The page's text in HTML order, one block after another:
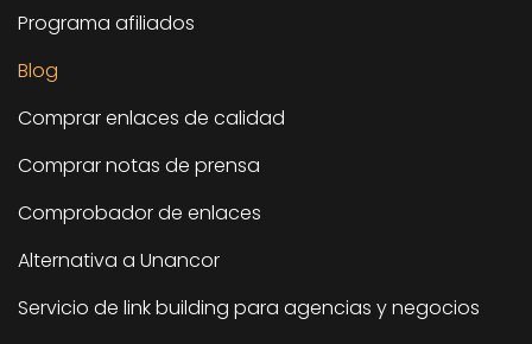
Programa afiliados
Blog
Comprar enlaces de calidad
Comprar notas de prensa
Comprobador de enlaces
Alternativa a Unancor
Servicio de link building para agencias y negocios